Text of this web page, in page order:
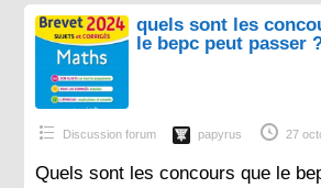
quels sont les
le bepc peut passer
Discussion forum papyrus 27
Quels sont les concours que le